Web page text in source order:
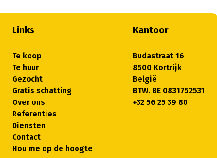
Links
Te koop
Te huur
Gezocht
Gratis schatting
Over ons
Referenties
Diensten
Contact
Hou me op de hoogte
Kantoor
Budastraat 16
8500 Kortrijk
België
BTW. BE 0831752531
+32 56 25 39 80